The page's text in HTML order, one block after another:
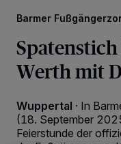
Barmer
Werth mit
Wuppertal · In
(18. September
Feierstunde der